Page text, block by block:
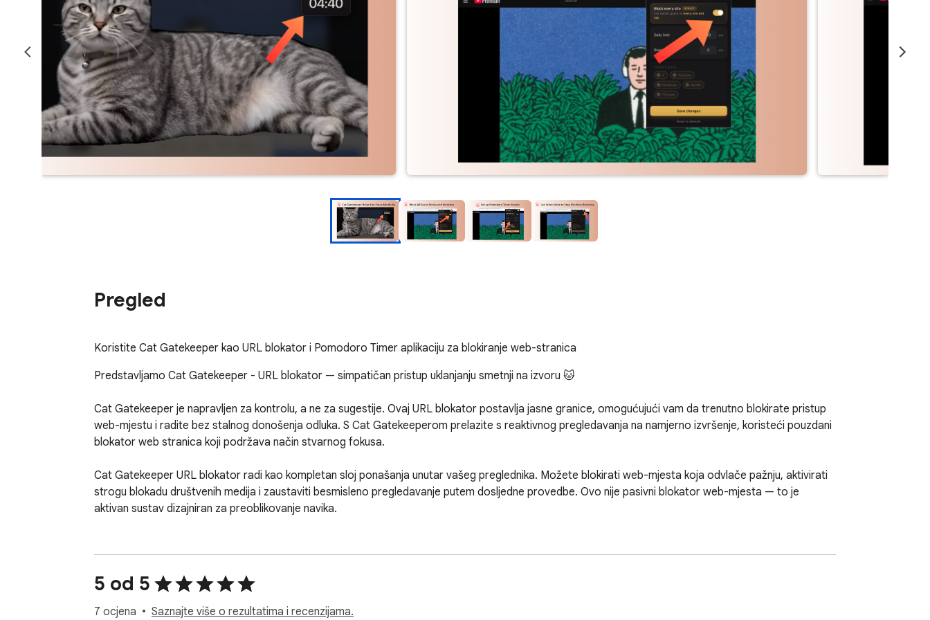
Pregled
Koristite Cat Gatekeeper kao URL blokator i Pomodoro Timer aplikaciju za blokiranje web-stranica
Predstavljamo Cat Gatekeeper - URL blokator — simpatičan pristup uklanjanju smetnji na izvoru 🐱
Cat Gatekeeper je napravljen za kontrolu, a ne za sugestije. Ovaj URL blokator postavlja jasne granice, omogućujući vam da trenutno blokirate pristup
web-mjestu i radite bez stalnog donošenja odluka. S Cat Gatekeeperom prelazite s reaktivnog pregledavanja na namjerno izvršenje, koristeći pouzdani
blokator web stranica koji podržava način stvarnog fokusa.
Cat Gatekeeper URL blokator radi kao kompletan sloj ponašanja unutar vašeg preglednika. Možete blokirati web-mjesta koja odvlače pažnju, aktivirati
strogu blokadu društvenih medija i zaustaviti besmisleno pregledavanje putem dosljedne provedbe. Ovo nije pasivni blokator web-mjesta — to je
aktivan sustav dizajniran za preoblikovanje navika.
1. Definirajte pravila za blokiranje web stranica u Chromeu
2. Upotrijebite Cat Gatekeeper URL blocker da ih trenutačno provedete
3. Uđite u način fokusiranja bez trenja
5 od 5
7 ocjena Saznajte više o rezultatima i recenzijama.